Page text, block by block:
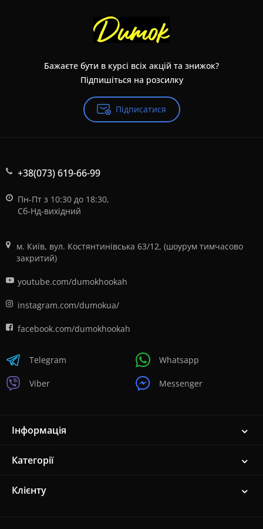
Бажаєте бути в курсі всіх акцій та знижок?
Підпишіться на розсилку
Підписатися
+38(073) 619-66-99
Пн-Пт з 10:30 до 18:30,
Сб-Нд-вихідний
м. Київ, вул. Костянтинівська 63/12, (шоурум тимчасово
закритий)
youtube.com/dumokhookah
instagram.com/dumokua/
facebook.com/dumokhookah
Telegram
Viber
Whatsapp
Messenger
Інформація
Категорії
Клієнту